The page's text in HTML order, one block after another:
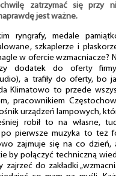
zatrzymać się przy
jest ważne.
ryngrafy, medale
szkaplerze i
w ofercie wzmacniacze?
dodatek do oferty
a trafiły do oferty, bo
Klimatowo to przede
pracownikiem
urządzeń lampowych,
robił to na własne,
pierwsze muzyka to też
zajmuje się na co dzień,
by połączyć techniczną
zajrzeć do zakładki